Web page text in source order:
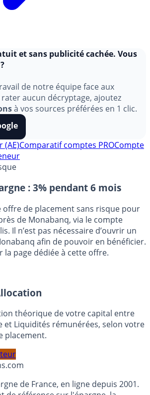
de notre équipe face aux
aucun décryptage, ajoutez
à vos sources préférées en 1 clic.
: 3% pendant 6 mois
offre de placement sans risque pour
de Monabanq, via le compte
Il n’est pas nécessaire d’ouvrir un
page dédiée à cette offre.
théorique de votre capital entre